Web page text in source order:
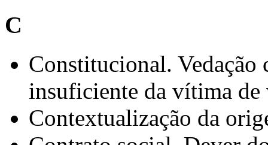
C
Constitucional. Vedação
insuficiente da vítima
Contextualização da